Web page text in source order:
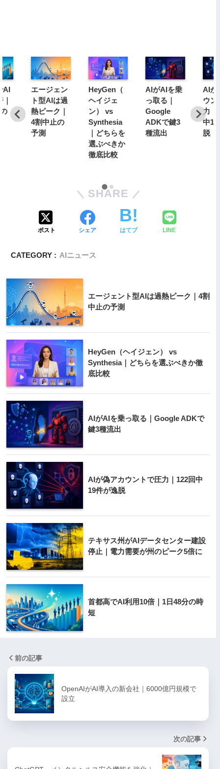
AI
エージェン
ト型AIは過
熱ピーク｜
4割中止の
予測
HeyGen（
ヘイジェ
ン） vs
Synthesia
｜どちらを
選ぶべきか
徹底比較
AIがAIを乗
っ取る｜
Google
ADKで鍵3
種流出
AIが
ウン
力｜
中19
脱
SHARE
ポスト シェア はてブ LINE
CATEGORY : AIニュース
エージェント型AIは過熱ピーク｜4割
中止の予測
HeyGen（ヘイジェン） vs
Synthesia｜どちらを選ぶべきか徹
底比較
AIがAIを乗っ取る｜Google ADKで
鍵3種流出
AIが偽アカウントで圧力｜122回中
19件が逸脱
テキサス州がAIデータセンター建設
停止｜電力需要が州のピーク5倍に
首都高でAI利用10倍｜1日48分の時
短
前の記事
OpenAIがAI導入の新会社｜6000億円規模で
設立
次の記事